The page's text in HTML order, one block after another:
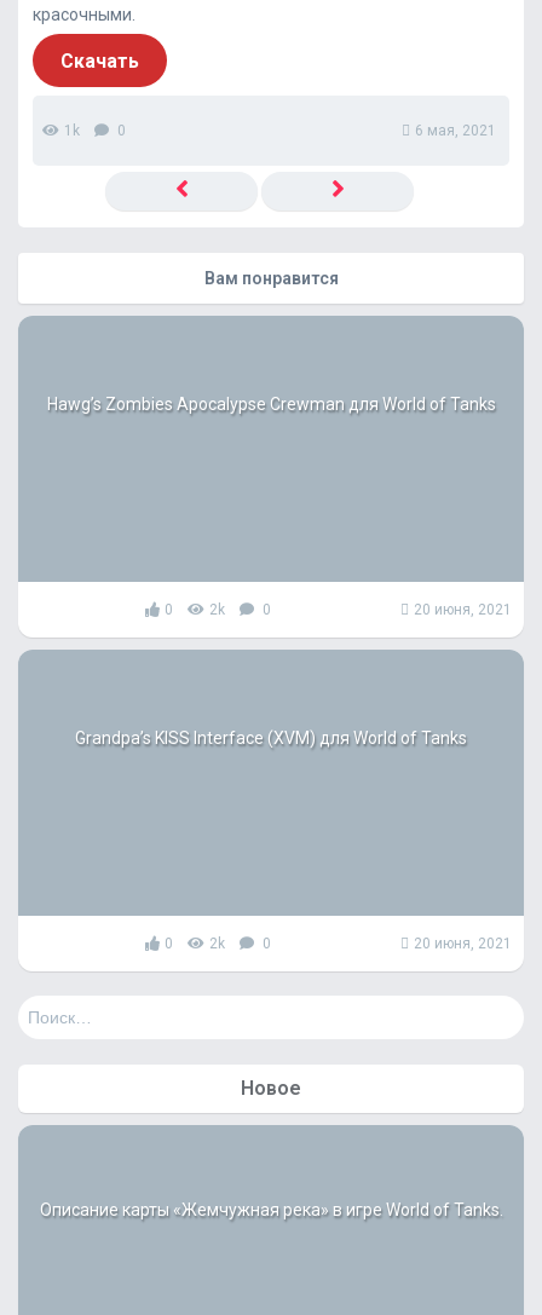
красочными.
Скачать
1k 0 6 мая, 2021
Вам понравится
Hawg’s Zombies Apocalypse Crewman для World of Tanks
0 2k 0 20 июня, 2021
Grandpa’s KISS Interface (XVM) для World of Tanks
0 2k 0 20 июня, 2021
Н
и
Новое
Описание карты «Жемчужная река» в игре World of Tanks.